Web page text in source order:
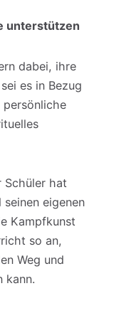
unterstützen
dabei, ihre
es in Bezug
Schüler hat
eigenen
Kampfkunst
so an,
Weg und
kann.